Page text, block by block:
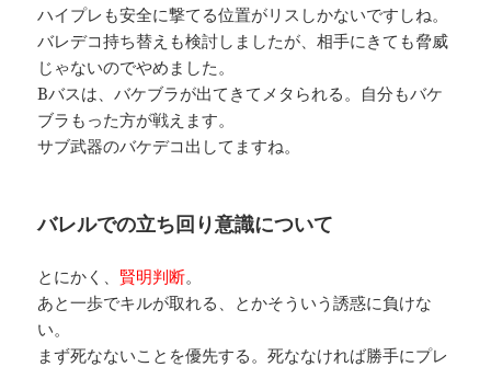
ハイプレも安全に撃てる位置がリスしかないですしね。
バレデコ持ち替えも検討しましたが、相手にきても脅威
じゃないのでやめました。
Bバスは、バケブラが出てきてメタられる。自分もバケ
ブラもった方が戦えます。
サブ武器のバケデコ出してますね。
バレルでの立ち回り意識について
とにかく、 賢明判断。
あと一歩でキルが取れる、とかそういう誘惑に負けな
い。
まず死なないことを優先する。死ななければ勝手にプレ